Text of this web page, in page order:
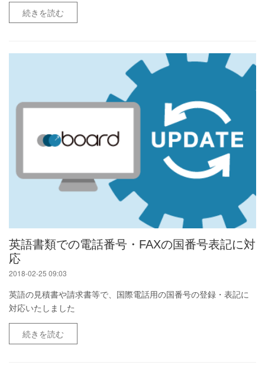
続きを読む
英語書類での電話番号・FAXの国番号表記に対
応
2018-02-25 09:03
英語の見積書や請求書等で、国際電話用の国番号の登録・表記に
対応いたしました
続きを読む